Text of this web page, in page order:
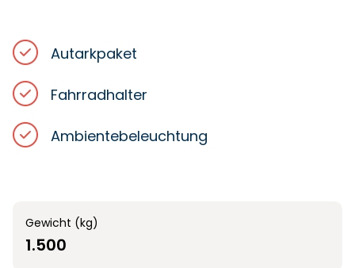
Autarkpaket
Fahrradhalter
Ambientebeleuchtung
Gewicht (kg)
1.500